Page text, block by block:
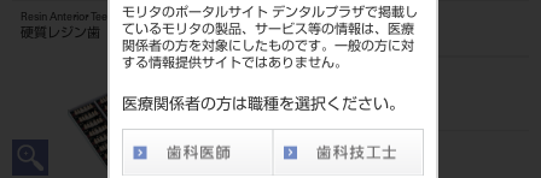
モリタのポータルサイト デンタルプラザで掲載し
ているモリタの製品、サービス等の情報は、医療
関係者の方を対象にしたものです。一般の方に対
する情報提供サイトではありません。
医療関係者の方は職種を選択ください。
Resin Anterior Teeth
硬質レジン歯
204350007HO6U
JAN/EANコード